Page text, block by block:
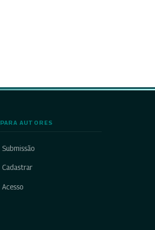
PARA AUTORES
Submissão
Cadastrar
Acesso